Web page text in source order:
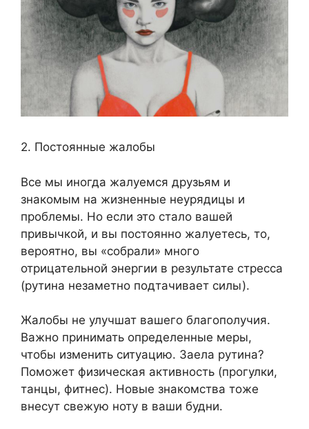
2. Постоянные жалобы
Все мы иногда жалуемся друзьям и
знакомым на жизненные неурядицы и
проблемы. Но если это стало вашей
привычкой, и вы постоянно жалуетесь, то,
вероятно, вы «собрали» много
отрицательной энергии в результате стресса
(рутина незаметно подтачивает силы).
Жалобы не улучшат вашего благополучия.
Важно принимать определенные меры,
чтобы изменить ситуацию. Заела рутина?
Поможет физическая активность (прогулки,
танцы, фитнес). Новые знакомства тоже
внесут свежую ноту в ваши будни.